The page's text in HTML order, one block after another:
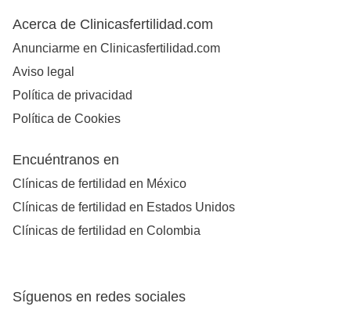
Acerca de Clinicasfertilidad.com
Anunciarme en Clinicasfertilidad.com
Aviso legal
Política de privacidad
Política de Cookies
Encuéntranos en
Clínicas de fertilidad en México
Clínicas de fertilidad en Estados Unidos
Clínicas de fertilidad en Colombia
Síguenos en redes sociales